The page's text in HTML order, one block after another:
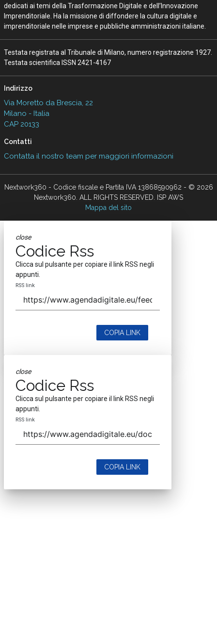
dedicati ai temi della Trasformazione Digitale e dell’Innovazione
Imprenditoriale. Ha la missione di diffondere la cultura digitale e
imprenditoriale nelle imprese e pubbliche amministrazioni italiane.
Testata registrata al Tribunale di Milano, numero registrazione 1927.
Testata scientifica ISSN 2421-4167
Indirizzo
Via Moretto da Brescia, 22
Milano - Italia
CAP 20133
Contatti
Contatta il nostro team per maggiori informazioni
Nextwork360 - Codice fiscale e Partita IVA 13868590962 - © 2026
Nextwork360. ALL RIGHTS RESERVED. ISP AWS
Mappa del sito
close
Codice Rss
Clicca sul pulsante per copiare il link RSS negli
appunti.
RSS link
COPIA LINK
close
Codice Rss
Clicca sul pulsante per copiare il link RSS negli
appunti.
RSS link
COPIA LINK